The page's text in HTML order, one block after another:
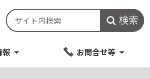
検索
報 お問合せ等